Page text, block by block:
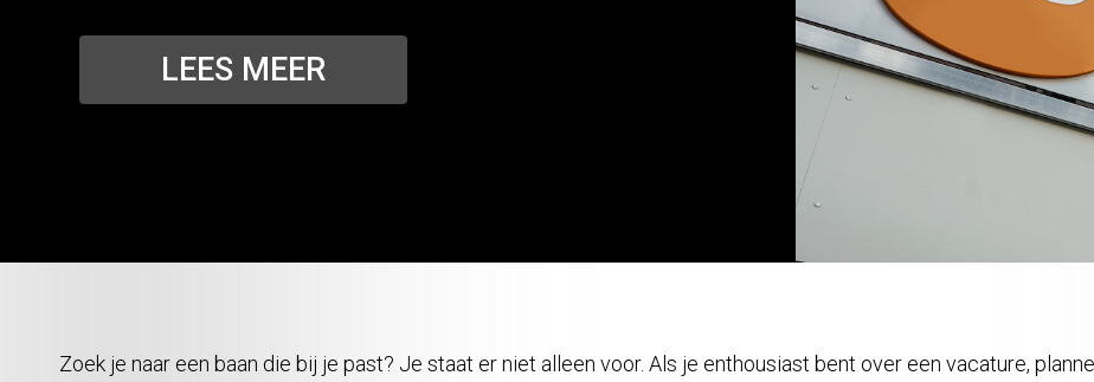
LEES MEER
Zoek je naar een baan die bij je past? Je staat er niet alleen voor. Als je enthousiast bent over een vacature,